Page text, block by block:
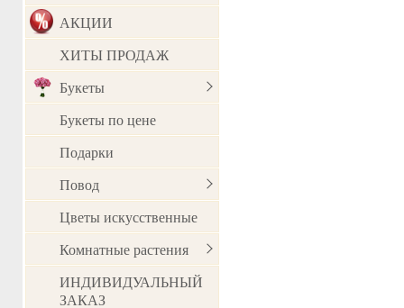
АКЦИИ
ХИТЫ ПРОДАЖ
Букеты
Букеты по цене
Подарки
Повод
Цветы искусственные
Комнатные растения
ИНДИВИДУАЛЬНЫЙ
ЗАКАЗ